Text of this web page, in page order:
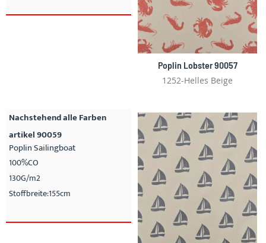
Poplin Lobster 90057
1252-Helles Beige
Nachstehend alle Farben
artikel 90059
Poplin Sailingboat
100%CO
130G/m2
Stoffbreite:155cm